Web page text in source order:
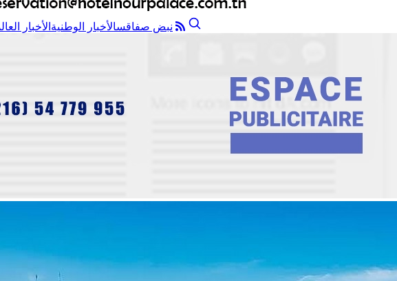
نبض صفاقسالأخبار الوطنية الأخبار